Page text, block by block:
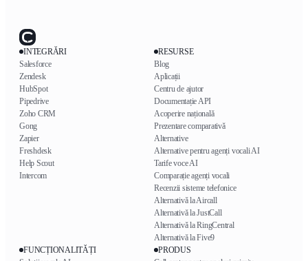
INTEGRĂRI
Salesforce
Zendesk
HubSpot
Pipedrive
Zoho CRM
Gong
Zapier
Freshdesk
Help Scout
Intercom
RESURSE
Blog
Aplicații
Centru de ajutor
Documentație API
Acoperire națională
Prezentare comparativă
Alternative
Alternative pentru agenți vocali AI
Tarife voce AI
Comparație agenți vocali
Recenzii sisteme telefonice
Alternativă la Aircall
Alternativă la JustCall
Alternativă la RingCentral
Alternativă la Five9
FUNCȚIONALITĂȚI
PRODUS